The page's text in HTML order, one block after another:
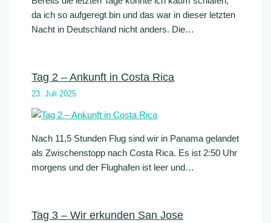
da ich so aufgeregt bin und das war in dieser letzten
Nacht in Deutschland nicht anders. Die…
Tag 2 – Ankunft in Costa Rica
23. Juli 2025
Nach 11,5 Stunden Flug sind wir in Panama gelandet
als Zwischenstopp nach Costa Rica. Es ist 2:50 Uhr
morgens und der Flughafen ist leer und…
Tag 3 – Wir erkunden San Jose